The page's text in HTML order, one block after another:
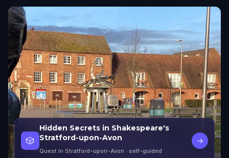
🎲
Hidden Secrets in Shakespeare's
Stratford-upon-Avon
Quest in Stratford-upon-Avon · self-guided
→